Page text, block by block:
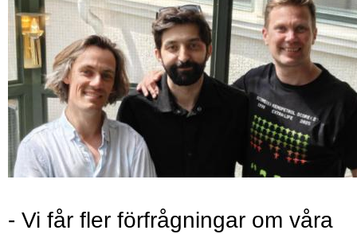
- Vi får fler förfrågningar om våra